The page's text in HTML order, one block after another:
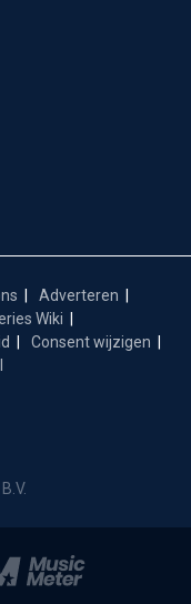
Adverteren
Wiki
Consent wijzigen